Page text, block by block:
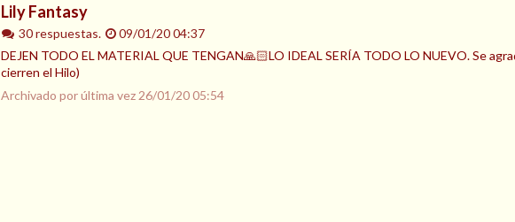
Lily Fantasy
30 respuestas.
09/01/20 04:37
DEJEN TODO EL MATERIAL QUE TENGAN🙏🏻LO IDEAL SERÍA TODO LO NUEVO. Se
cierren el Hilo)
Archivado por última vez 26/01/20 05:54